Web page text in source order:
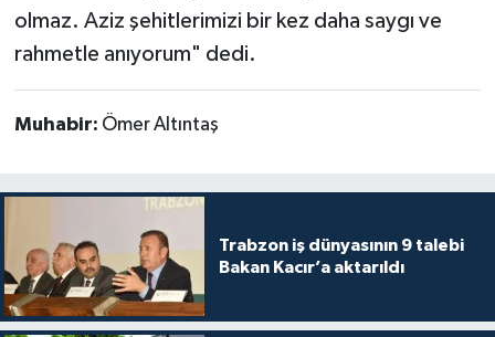
olmaz. Aziz şehitlerimizi bir kez daha saygı ve
rahmetle anıyorum" dedi.
Muhabir: Ömer Altıntaş
Trabzon iş dünyasının 9 talebi
Bakan Kacır’a aktarıldı